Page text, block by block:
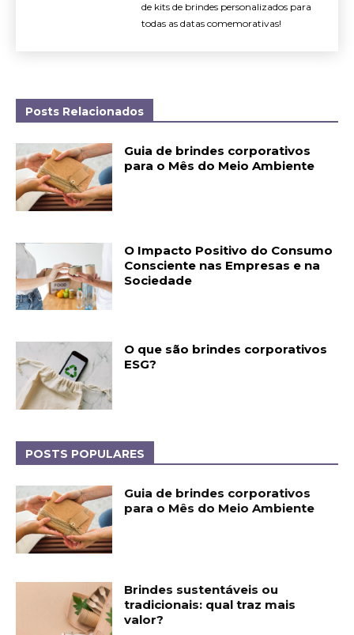
de kits de brindes personalizados para
todas as datas comemorativas!
Posts Relacionados
Guia de brindes corporativos
para o Mês do Meio Ambiente
O Impacto Positivo do Consumo
Consciente nas Empresas e na
Sociedade
O que são brindes corporativos
ESG?
POSTS POPULARES
Guia de brindes corporativos
para o Mês do Meio Ambiente
Brindes sustentáveis ou
tradicionais: qual traz mais
valor?